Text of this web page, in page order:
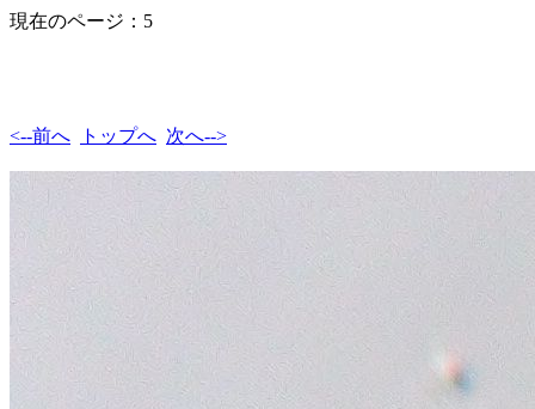
現在のページ：5
<--前へ トップへ 次へ-->